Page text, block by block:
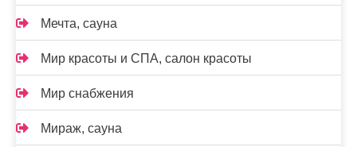
Мечта, сауна
Мир красоты и СПА, салон красоты
Мир снабжения
Мираж, сауна